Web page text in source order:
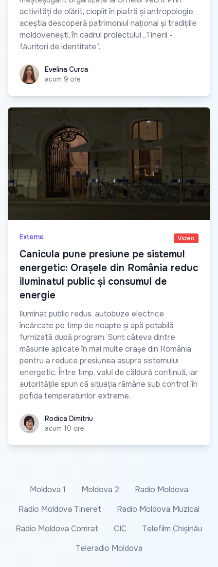
activități de olărit, cioplit în piatră și antropologie,
aceștia descoperă patrimoniul național și tradițiile
moldovenești, în cadrul proiectului „Tinerii -
făuritori de identitate”.
Evelina CurcaEvelina Curca
acum 9 ore
Externe Video
Canicula pune presiune pe sistemul
energetic: Orașele din România reduc
iluminatul public și consumul de
energie
Iluminat public redus, autobuze electrice
încărcate pe timp de noapte și apă potabilă
furnizată după program. Sunt câteva dintre
măsurile aplicate în mai multe orașe din România
pentru a reduce presiunea asupra sistemului
energetic. Între timp, valul de căldură continuă, iar
autoritățile spun că situația rămâne sub control, în
pofida temperaturilor extreme.
Rodica Dimitriu
Rodica Dimitriu
acum 10 ore
Moldova 1 Moldova 2
Radio Moldova
Radio Moldova Tineret
Radio Moldova Muzical
Radio Moldova Comrat
CIC
Telefilm Chișinău
Teleradio Moldova